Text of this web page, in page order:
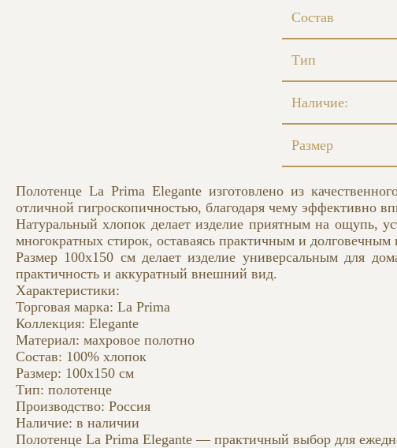
Состав
Тип
Наличие:
Размер
Полотенце La Prima Elegante изготовлено из
отличной гигроскопичностью, благодаря чему эффективно
Натуральный хлопок делает изделие приятным на ощупь,
многократных стирок, оставаясь практичным и
Размер 100х150 см делает изделие универсальным для
практичность и аккуратный внешний вид.
Характеристики:
Торговая марка: La Prima
Коллекция: Elegante
Материал: махровое полотно
Состав: 100% хлопок
Размер: 100х150 см
Тип: полотенце
Производство: Россия
Наличие: в наличии
Полотенце La Prima Elegante — практичный выбор для